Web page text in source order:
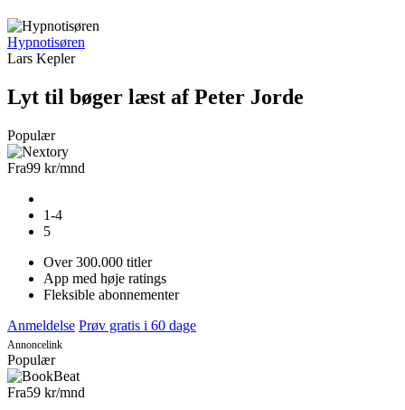
Hypnotisøren
Lars Kepler
Lyt til bøger læst af Peter Jorde
Populær
Fra99 kr/mnd
1-4
5
Over 300.000 titler
App med høje ratings
Fleksible abonnementer
Anmeldelse Prøv gratis i 60 dage
Annoncelink
Populær
Fra59 kr/mnd